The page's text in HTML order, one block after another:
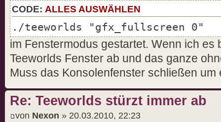
CODE: ALLES AUSWÄHLEN
./teeworlds "gfx_fullscreen 0"
im Fenstermodus gestartet. Wenn ich es
Teeworlds Fenster ab und das ganze
Muss das Konsolenfenster schließen um
Re: Teeworlds stürzt immer ab
von Nexon » 20.03.2010, 22:23